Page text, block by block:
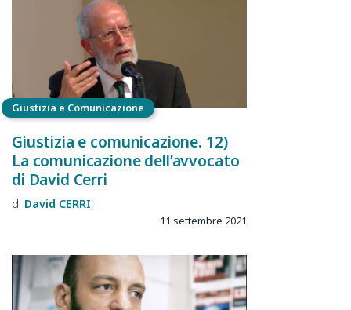
Giustizia e Comunicazione
Giustizia e comunicazione. 12)
La comunicazione dell’avvocato
di David Cerri
David CERRI
11 settembre 2021